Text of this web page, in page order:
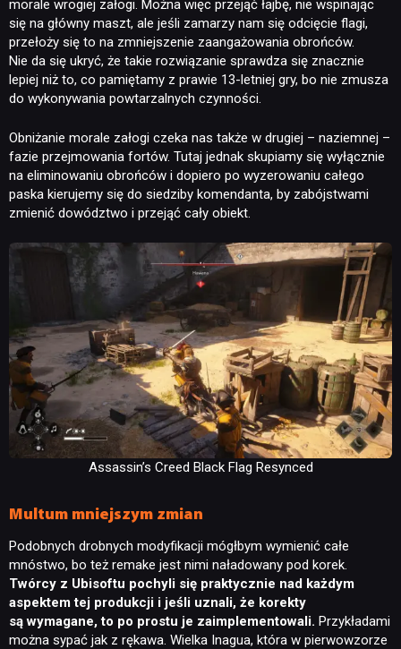
morale wrogiej załogi. Można więc przejąć łajbę, nie wspinając
się na główny maszt, ale jeśli zamarzy nam się odcięcie flagi,
przełoży się to na zmniejszenie zaangażowania obrońców.
Nie da się ukryć, że takie rozwiązanie sprawdza się znacznie
lepiej niż to, co pamiętamy z prawie 13-letniej gry, bo nie zmusza
do wykonywania powtarzalnych czynności.
Obniżanie morale załogi czeka nas także w drugiej – naziemnej –
fazie przejmowania fortów. Tutaj jednak skupiamy się wyłącznie
na eliminowaniu obrońców i dopiero po wyzerowaniu całego
paska kierujemy się do siedziby komendanta, by zabójstwami
zmienić dowództwo i przejąć cały obiekt.
Assassin’s Creed Black Flag Resynced
Multum mniejszym zmian
Podobnych drobnych modyfikacji mógłbym wymienić całe
mnóstwo, bo też remake jest nimi naładowany pod korek.
Twórcy z Ubisoftu pochyli się praktycznie nad każdym
aspektem tej produkcji i jeśli uznali, że korekty
są wymagane, to po prostu je zaimplementowali. Przykładami
można sypać jak z rękawa. Wielka Inagua, która w pierwowzorze